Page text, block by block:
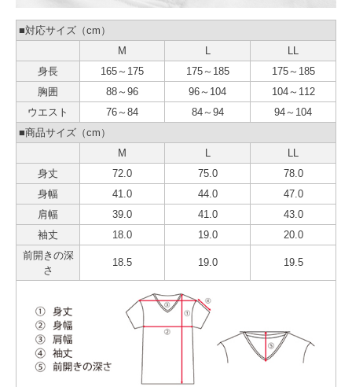
■対応サイズ（cm）
M
L
LL
身長
165～175 175～185
175～185
胸囲
88～96 96～104
104～112
ウエスト
76～84 84～94
94～104
■商品サイズ（cm）
M
L
LL
身丈
72.0 75.0
78.0
身幅
41.0 44.0
47.0
肩幅
39.0 41.0
43.0
袖丈
18.0 19.0
20.0
前開きの深
さ
18.5 19.0 19.5